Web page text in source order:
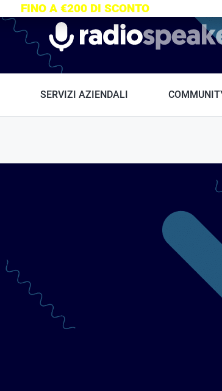
SERVIZI AZIENDALI
FINO A €200 DI SCONTO